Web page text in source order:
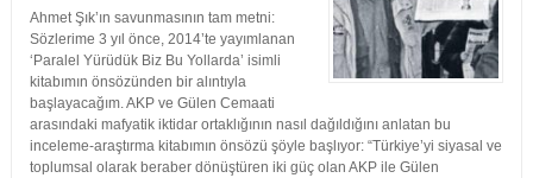
Ahmet Şık’ın savunmasının tam metni:
Sözlerime 3 yıl önce, 2014’te yayımlanan
‘Paralel Yürüdük Biz Bu Yollarda’ isimli
kitabımın önsözünden bir alıntıyla
başlayacağım. AKP ve Gülen Cemaati
arasındaki mafyatik iktidar ortaklığının nasıl dağıldığını anlatan bu
inceleme-araştırma kitabımın önsözü şöyle başlıyor: “Türkiye’yi siyasal ve
toplumsal olarak beraber dönüştüren iki güç olan AKP ile Gülen